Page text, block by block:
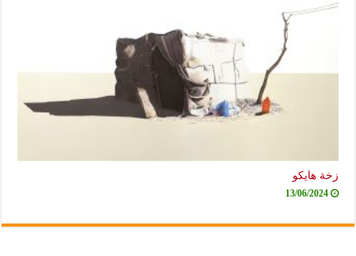
زخة هايكو
13/06/2024